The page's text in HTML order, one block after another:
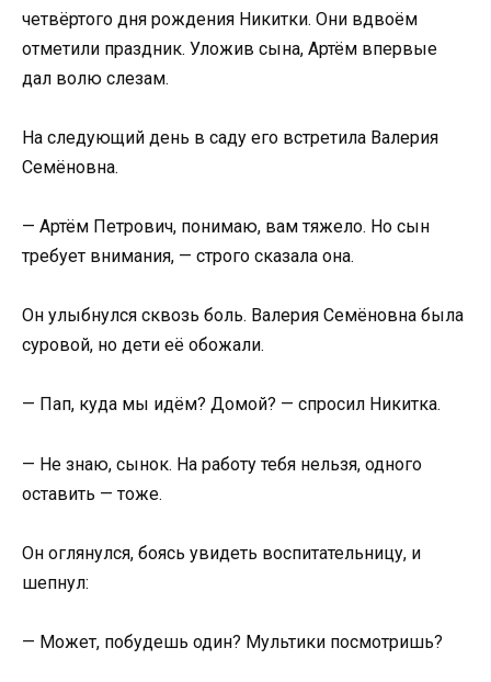
четвёртого дня рождения Никитки. Они вдвоём
отметили праздник. Уложив сына, Артём впервые
дал волю слезам.
На следующий день в саду его встретила Валерия
Семёновна.
— Артём Петрович, понимаю, вам тяжело. Но сын
требует внимания, — строго сказала она.
Он улыбнулся сквозь боль. Валерия Семёновна была
суровой, но дети её обожали.
— Пап, куда мы идём? Домой? — спросил Никитка.
— Не знаю, сынок. На работу тебя нельзя, одного
оставить — тоже.
Он оглянулся, боясь увидеть воспитательницу, и
шепнул:
— Может, побудешь один? Мультики посмотришь?